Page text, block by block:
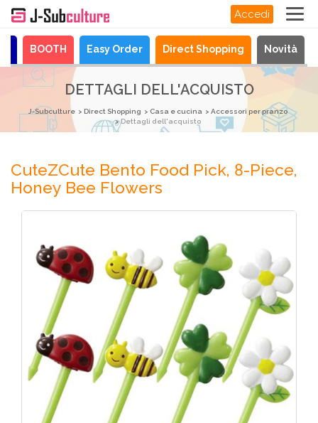
Accedi
BOOTH Easy Order Direct Shopping Novità
DETTAGLI DELL'ACQUISTO
J-Subculture Direct Shopping Casa e cucina
Accessori per pranzo
Dettagli dell'acquisto
CuteZCute Bento Food Pick, 8-Piece,
Honey Bee Flowers